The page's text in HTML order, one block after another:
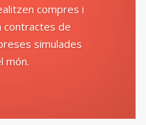
compres i
contractes de
simulades
món.